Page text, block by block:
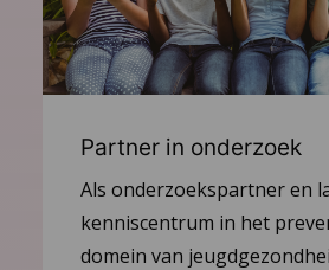
Partner in onderzoek
Als onderzoekspartner en
kenniscentrum in het
domein van